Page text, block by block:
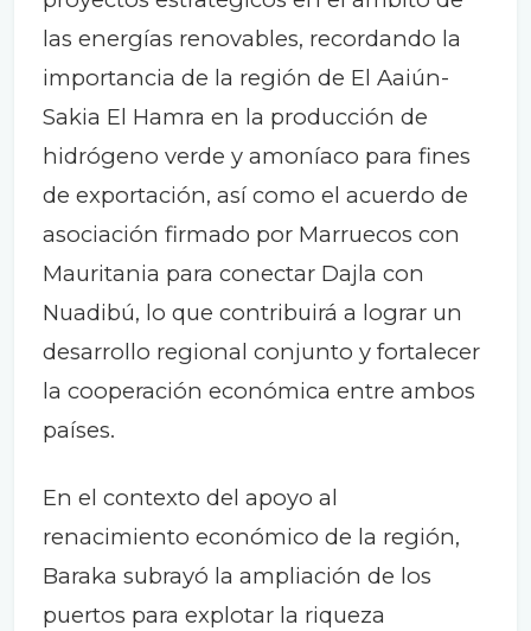
las energías renovables, recordando la
importancia de la región de El Aaiún-
Sakia El Hamra en la producción de
hidrógeno verde y amoníaco para fines
de exportación, así como el acuerdo de
asociación firmado por Marruecos con
Mauritania para conectar Dajla con
Nuadibú, lo que contribuirá a lograr un
desarrollo regional conjunto y fortalecer
la cooperación económica entre ambos
países.
En el contexto del apoyo al
renacimiento económico de la región,
Baraka subrayó la ampliación de los
puertos para explotar la riqueza